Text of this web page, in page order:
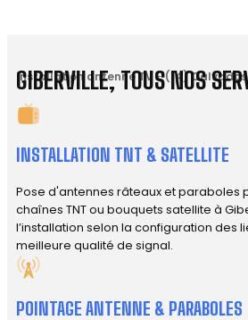
Installation antenne TV -(14) Calvados
GIBERVILLE, TOUS NOS
INSTALLATION TNT & SATELLITE
Pose d'antennes râteaux et paraboles
chaînes TNT ou bouquets satellite à
l’installation selon la configuration des
meilleure qualité de signal.
POINTAGE ANTENNE & PARABOLES